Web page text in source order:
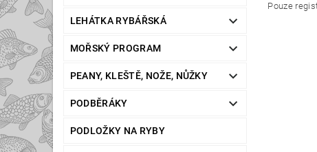
LEHÁTKA RYBÁŘSKÁ
MOŘSKÝ PROGRAM
PEANY, KLEŠTĚ, NOŽE, NŮŽKY
PODBĚRÁKY
PODLOŽKY NA RYBY
Pouze